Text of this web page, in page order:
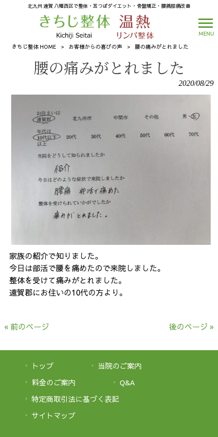
北九州 遠賀 八幡西区で整体・耳つぼダイエット・骨盤矯正・腰痛膝痛改善
MENU
きちじ整体 HOME > お客様からの喜びの声 > 腰の痛みがとれました
腰の痛みがとれました
2020/08/29
家族の紹介で知りました。
今日は部活で腰を痛めたので来院しました。
整体を受けて痛みがとれました。
遠賀郡にお住いの10代の方より。
« 前のページ 後のページ »
トップ
当院のご案内
料金のご案内
Q&A
特定商取引法に基づく表記
サイトマップ